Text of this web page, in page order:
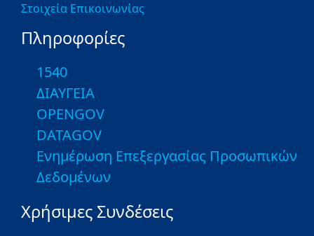
Στοιχεία Επικοινωνίας
Πληροφορίες
1540
ΔΙΑΥΓΕΙΑ
OPENGOV
DATAGOV
Ενημέρωση Επεξεργασίας Προσωπικών
Δεδομένων
Χρήσιμες Συνδέσεις